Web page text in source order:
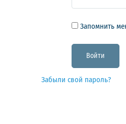
Запомнить
Забыли свой пароль?